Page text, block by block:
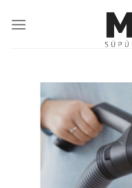
atla